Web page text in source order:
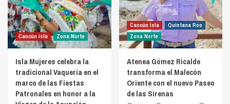
Cancún isla Zona Norte
Isla Mujeres celebra la
tradicional Vaquería en el
marco de las Fiestas
Patronales en honor a la
Cancún isla
Quintana Roo
Zona Norte
Atenea Gómez Ricalde
transforma el Malecón
Oriente con el nuevo Paseo
de las Sirenas